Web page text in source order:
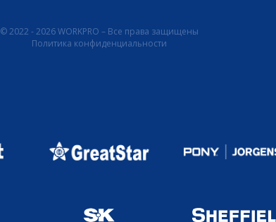
© 2022 - 2026 WORKPRO – Все права защищены
Политика конфиденциальности